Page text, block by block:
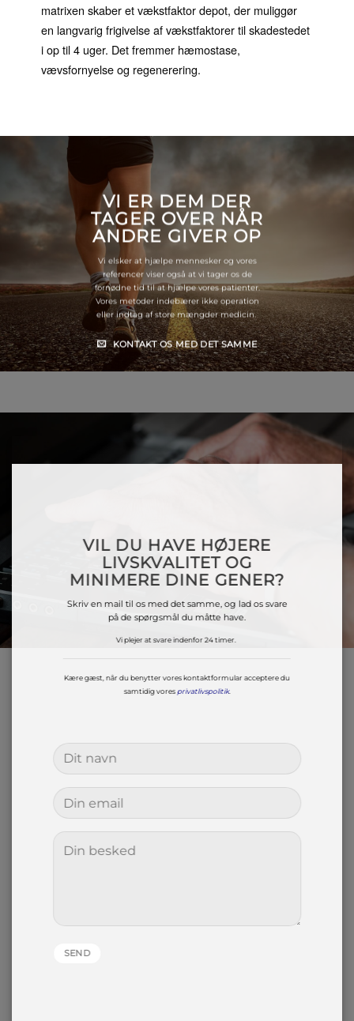
matrixen skaber et vækstfaktor depot, der muliggør
en langvarig frigivelse af vækstfaktorer til skadestedet
i op til 4 uger. Det fremmer hæmostase,
vævsfornyelse og regenerering.
VI ER DEM DER
TAGER OVER NÅR
ANDRE GIVER OP
Vi elsker at hjælpe mennesker og vores
referencer viser også at vi tager os de
fornødne tid til at hjælpe vores patienter.
Vores metoder indebærer ikke operation
eller indtag af store mængder medicin.
KONTAKT OS MED DET SAMME
VIL DU HAVE HØJERE
LIVSKVALITET OG
MINIMERE DINE GENER?
Skriv en mail til os med det samme, og lad os svare
på de spørgsmål du måtte have.
Vi plejer at svare indenfor 24 timer.
Kære gæst, når du benytter vores kontaktformular acceptere du
samtidig voresprivatlivspolitik.